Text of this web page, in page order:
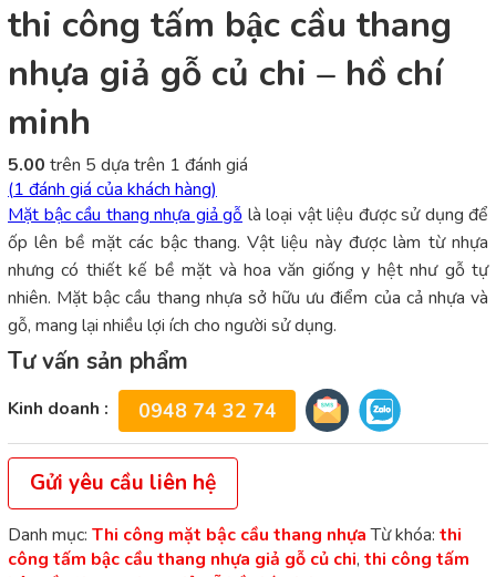
thi công tấm bậc cầu thang
nhựa giả gỗ củ chi – hồ chí
minh
5.00 trên 5 dựa trên 1 đánh giá
(1 đánh giá của khách hàng)
Mặt bậc cầu thang nhựa giả gỗ là loại vật liệu được sử dụng để
ốp lên bề mặt các bậc thang. Vật liệu này được làm từ nhựa
nhưng có thiết kế bề mặt và hoa văn giống y hệt như gỗ tự
nhiên. Mặt bậc cầu thang nhựa sở hữu ưu điểm của cả nhựa và
gỗ, mang lại nhiều lợi ích cho người sử dụng.
Tư vấn sản phẩm
Kinh doanh : 0948 74 32 74
Gửi yêu cầu liên hệ
Danh mục: Thi công mặt bậc cầu thang nhựa Từ khóa: thi
công tấm bậc cầu thang nhựa giả gỗ củ chi, thi công tấm